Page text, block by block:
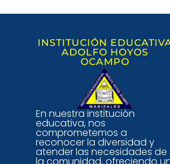
INSTITUCIÓN
ADOLFO HOYOS
OCAMPO
En nuestra institución
educativa, nos
comprometemos a
reconocer la diversidad y
atender las necesidades de